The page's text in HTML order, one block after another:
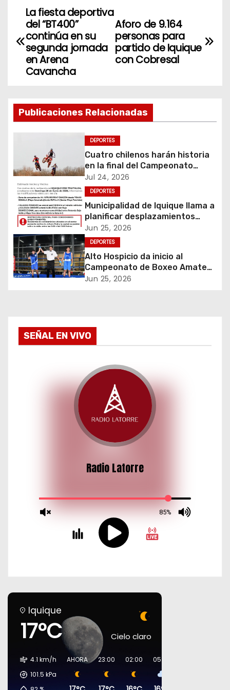
N
a
g
a
i
ó
n
d
e
e
r
Aforo de 9.164
personas para
partido de Iquique
con Cobresal
La fiesta deportiva
del “BT400”
continúa en su
segunda jornada
en Arena
Cavancha
Publicaciones Relacionadas
DEPORTES
Cuatro chilenos harán historia
en la final del Campeonato
Amateur de Motocross más
importante del mundo
Jul 24, 2026
DEPORTES
Municipalidad de Iquique llama a
planificar desplazamientos
durante Iquique 5150 Triathlon
Jun 25, 2026
DEPORTES
Alto Hospicio da inicio al
Campeonato de Boxeo Amateur
Olímpico Guantes de Oro
Jun 25, 2026
SEÑAL EN VIVO
Iquique
17°C Cielo claro
4.1 km/h
101.5 kPa
AHORA 23:00 02:00 05:00